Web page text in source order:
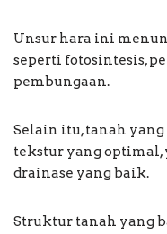
Unsur hara ini
seperti fotosintesis,
pembungaan.
Selain itu, tanah
tekstur yang optimal,
drainase yang baik.
Struktur tanah yang